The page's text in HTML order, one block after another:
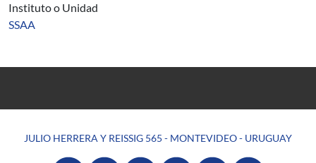
Instituto o Unidad
SSAA
JULIO HERRERA Y REISSIG 565 - MONTEVIDEO - URUGUAY